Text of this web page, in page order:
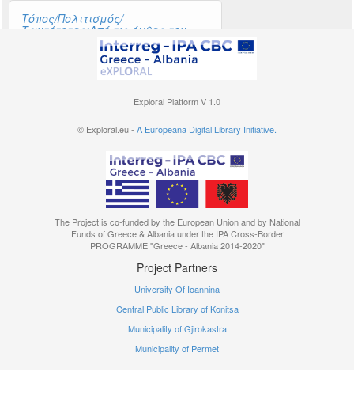
Τόπος/Πολιτισμός/
Ταυτότητες:Από τις όχθες του
Αώου στο διαδίκτυο: αδημοσίευτο
υλικό τεκμηρίωσης 5
Νιτσιάκος, Βασίλης
Ελλάδα-Αλβανία
από επιτόπια έρευνα στην
Αλβανία και Ελλάδα
Exploral Platform V 1.0
© Exploral.eu - A Europeana Digital Library Initiative.
The Project is co-funded by the European Union and by National
Funds of Greece & Albania under the IPA Cross-Border
PROGRAMME "Greece - Albania 2014-2020"
Project Partners
University Of Ioannina
Central Public Library of Konitsa
Municipality of Gjirokastra
Municipality of Permet